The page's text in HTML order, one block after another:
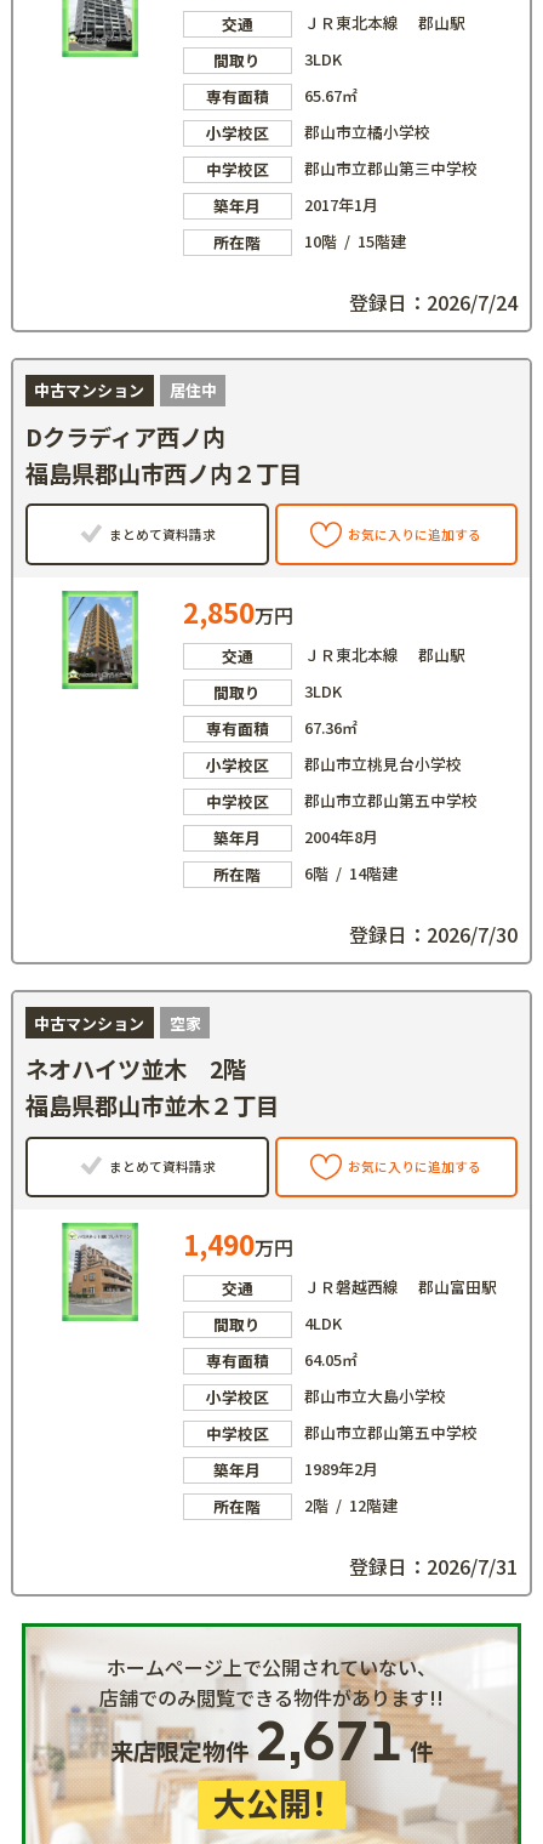
交通
ＪＲ東北本線 郡山駅
間取り
3LDK
専有面積
65.67㎡
小学校区
郡山市立橘小学校
中学校区
郡山市立郡山第三中学校
築年月
2017年1月
所在階
10階 / 15階建
登録日：2026/7/24
中古マンション 居住中
Dクラディア西ノ内
福島県郡山市西ノ内２丁目
まとめて資料請求 お気に入りに追加する
2,850万円
交通
ＪＲ東北本線 郡山駅
間取り
3LDK
専有面積
67.36㎡
小学校区
郡山市立桃見台小学校
中学校区
郡山市立郡山第五中学校
築年月
2004年8月
所在階
6階 / 14階建
登録日：2026/7/30
中古マンション 空家
ネオハイツ並木 2階
福島県郡山市並木２丁目
まとめて資料請求 お気に入りに追加する
1,490万円
交通
ＪＲ磐越西線 郡山富田駅
間取り
4LDK
専有面積
64.05㎡
小学校区
郡山市立大島小学校
中学校区
郡山市立郡山第五中学校
築年月
1989年2月
所在階
2階 / 12階建
登録日：2026/7/31
ホームページ上で公開されていない、
店舗でのみ閲覧できる物件があります!!
来店限定物件2,671件
大公開！